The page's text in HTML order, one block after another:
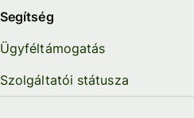
Segítség
Ügyféltámogatás
Szolgáltatói státusza